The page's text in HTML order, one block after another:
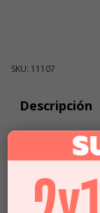
SKU: 11107
Descripción